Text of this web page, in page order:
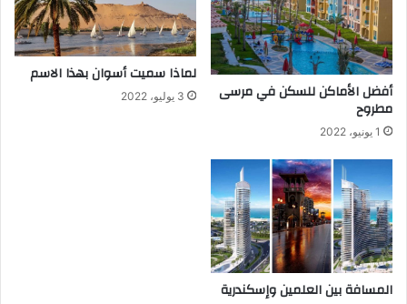
أفضل الأماكن للسكن في مرسى
مطروح
1 يونيو، 2022
لماذا سميت أسوان بهذا الاسم
3 يوليو، 2022
المسافة بين العلمين وإسكندرية